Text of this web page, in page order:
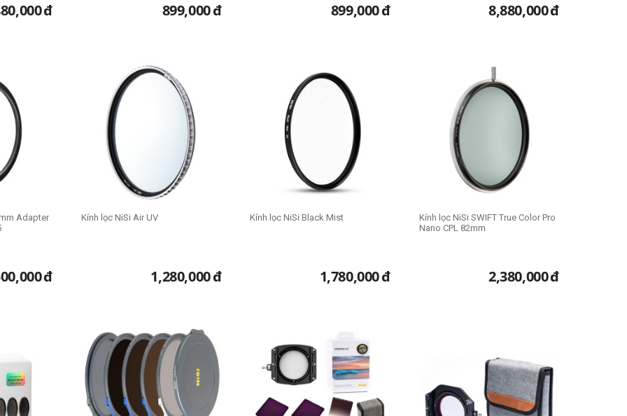
đ 899,000đ 899,000đ 8,880,000đ
Adapter
đ
Kính lọc NiSi Air UV
1,280,000đ
Kính lọc NiSi Black Mist
1,780,000đ
Kính lọc NiSi SWIFT True Color Pro
Nano CPL 82mm
2,380,000đ